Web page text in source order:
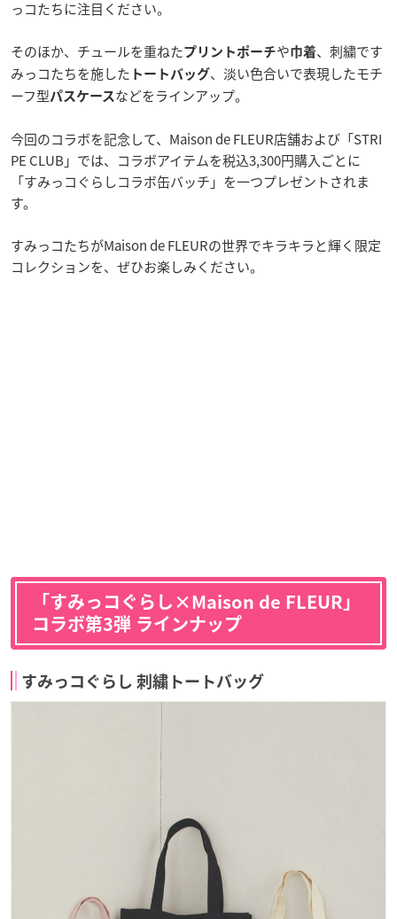
っコたちに注目ください。
そのほか、チュールを重ねたプリントポーチや巾着、刺繍です
みっコたちを施した トートバッグ、淡い色合いで表現したモチ
ーフ型パスケース などをラインアップ。
今回のコラボを記念して、Maison de FLEUR店舗および「STRI
PE CLUB」では、コラボアイテムを税込3,300円購入ごとに
「すみっコぐらしコラボ缶バッチ」を一つプレゼントされま
す。
すみっコたちがMaison de FLEURの世界でキラキラと輝く限定
コレクションを、ぜひお楽しみください。
「すみっコぐらし×Maison de FLEUR」
コラボ第3弾 ラインナップ
すみっコぐらし 刺繍トートバッグ